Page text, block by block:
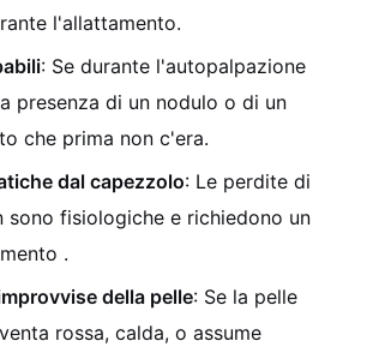
l'allattamento.
: Se durante l'autopalpazione
presenza di un nodulo o di un
che prima non c'era.
dal capezzolo: Le perdite di
sono fisiologiche e richiedono un
.
della pelle: Se la pelle
rossa, calda, o assume